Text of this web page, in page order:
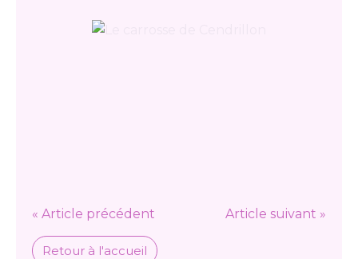
« Article précédent Article suivant »
Retour à l'accueil